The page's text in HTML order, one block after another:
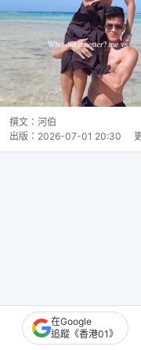
撰文： 河伯
出版： 2026-07-01 20:30
在Google
追蹤《香港01》